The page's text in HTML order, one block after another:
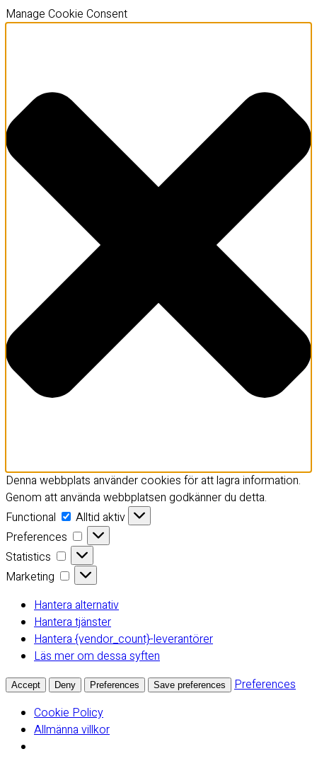
Manage Cookie Consent
Denna webbplats använder cookies för att lagra information.
Genom att använda webbplatsen godkänner du detta.
Functional
Functional
Alltid aktiv
Preferences
Preferences
Statistics
Statistics
Marketing
Marketing
Hantera alternativ
Hantera tjänster
Hantera {vendor_count}-leverantörer
Läs mer om dessa syften
Accept Deny Preferences Save preferences
Preferences
Cookie Policy
Allmänna villkor